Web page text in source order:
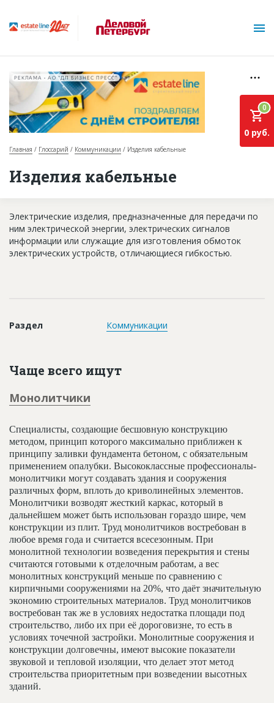
О проекте
База строящихся объектов
Инвестпроекты
Глоссарий
Пресс-релизы
Контакты
Личный кабинет
РЕКЛАМА • АО "ДП БИЗНЕС ПРЕСС"
Главная Глоссарий Коммуникации Изделия кабельные
Изделия кабельные
0
0 руб.
Электрические изделия, предназначенные для передачи по
ним электрической энергии, электрических сигналов
информации или служащие для изготовления обмоток
электрических устройств, отличающиеся гибкостью.
Раздел Коммуникации
Чаще всего ищут
Монолитчики
Специалисты, создающие бесшовную конструкцию
методом, принцип которого максимально приближен к
принципу заливки фундамента бетоном, с обязательным
применением опалубки. Высококлассные профессионалы-
монолитчики могут создавать здания и сооружения
различных форм, вплоть до криволинейных элементов.
Монолитчики возводят жесткий каркас, который в
дальнейшем может быть использован гораздо шире, чем
конструкции из плит. Труд монолитчиков востребован в
любое время года и считается всесезонным. При
монолитной технологии возведения перекрытия и стены
считаются готовыми к отделочным работам, а вес
монолитных конструкций меньше по сравнению с
кирпичными сооружениями на 20%, что даёт значительную
экономию строительных материалов. Труд монолитчиков
востребован так же в условиях недостатка площади под
строительство, либо их при её дороговизне, то есть в
условиях точечной застройки. Монолитные сооружения и
конструкции долговечны, имеют высокие показатели
звуковой и тепловой изоляции, что делает этот метод
строительства приоритетным при возведении высотных
зданий.